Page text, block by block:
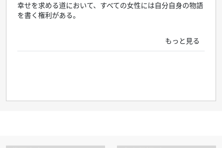
幸せを求める道において、すべての女性には自分自身の物語
を書く権利がある。
もっと見る